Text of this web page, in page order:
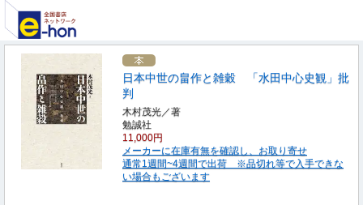
日本中世の畠作と雑穀 「水田中心史観」批
判
木村茂光／著
勉誠社
11,000円
メーカーに在庫有無を確認し、お取り寄せ
通常1週間~4週間で出荷 ※品切れ等で入手できな
い場合もございます